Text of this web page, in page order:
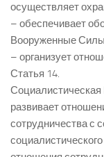
осуществляет
– обеспечивает
Вооруженные
– организует
Статья 14.
развивает
сотрудничества с